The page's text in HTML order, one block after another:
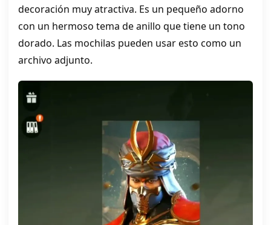
decoración muy atractiva. Es un pequeño adorno
con un hermoso tema de anillo que tiene un tono
dorado. Las mochilas pueden usar esto como un
archivo adjunto.